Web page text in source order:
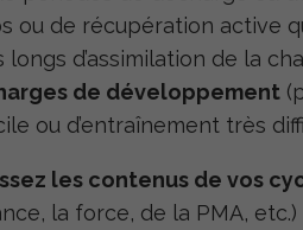
ou de récupération active
d’assimilation de la
de développement
ou d’entraînement très
les contenus de vos
la force, de la PMA, etc.)